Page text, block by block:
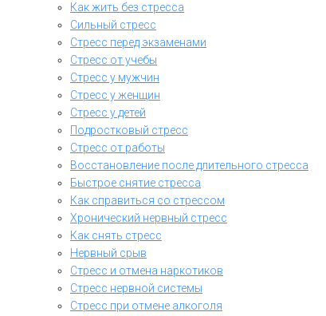
Как жить без стресса
Сильный стресс
Стресс перед экзаменами
Стресс от учебы
Стресс у мужчин
Стресс у женщин
Стресс у детей
Подростковый стресс
Стресс от работы
Восстановление после длительного стресса
Быстрое снятие стресса
Как справиться со стрессом
Хронический нервный стресс
Как снять стресс
Нервный срыв
Стресс и отмена наркотиков
Стресс нервной системы
Стресс при отмене алкоголя